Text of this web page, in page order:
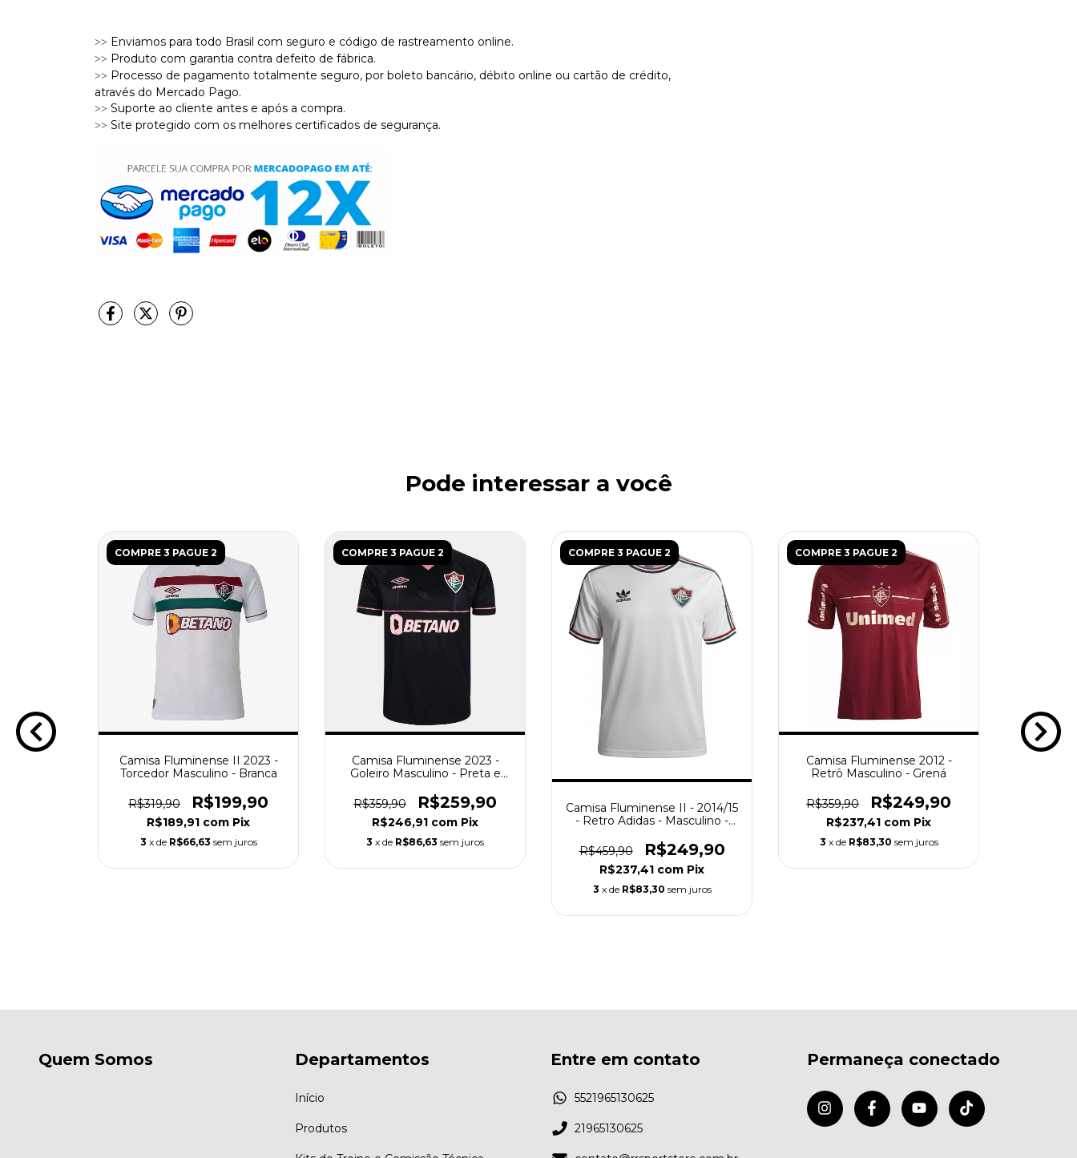
>> Enviamos para todo Brasil com seguro e código de rastreamento online.
>> Produto com garantia contra defeito de fábrica.
>> Processo de pagamento totalmente seguro, por boleto bancário, débito online ou cartão de crédito,
através do Mercado Pago.
>> Suporte ao cliente antes e após a compra.
>> Site protegido com os melhores certificados de segurança.
Pode interessar a você
COMPRE 3 PAGUE 2
Camisa Fluminense II 2023 -
Torcedor Masculino - Branca
R$319,90 R$199,90
R$189,91 com Pix
3 x de R$66,63 sem juros
COMPRE 3 PAGUE 2
Camisa Fluminense 2023 -
Goleiro Masculino - Preta e
R$359,90
R$259,90
R$246,91 com Pix
3 x de R$86,63 sem juros
COMPRE 3 PAGUE 2
Camisa Fluminense II - 2014/15
- Retro Adidas - Masculino -
R$459,90
R$249,90
R$237,41 com Pix
3 x de R$83,30 sem juros
COMPRE 3 PAGUE 2
Camisa Fluminense 2012 -
Retrô Masculino - Grená
R$359,90 R$249,90
R$237,41 com Pix
3 x de R$83,30 sem juros
Quem Somos Departamentos
Início
Produtos
Entre em contato
5521965130625
21965130625
Permaneça conectado